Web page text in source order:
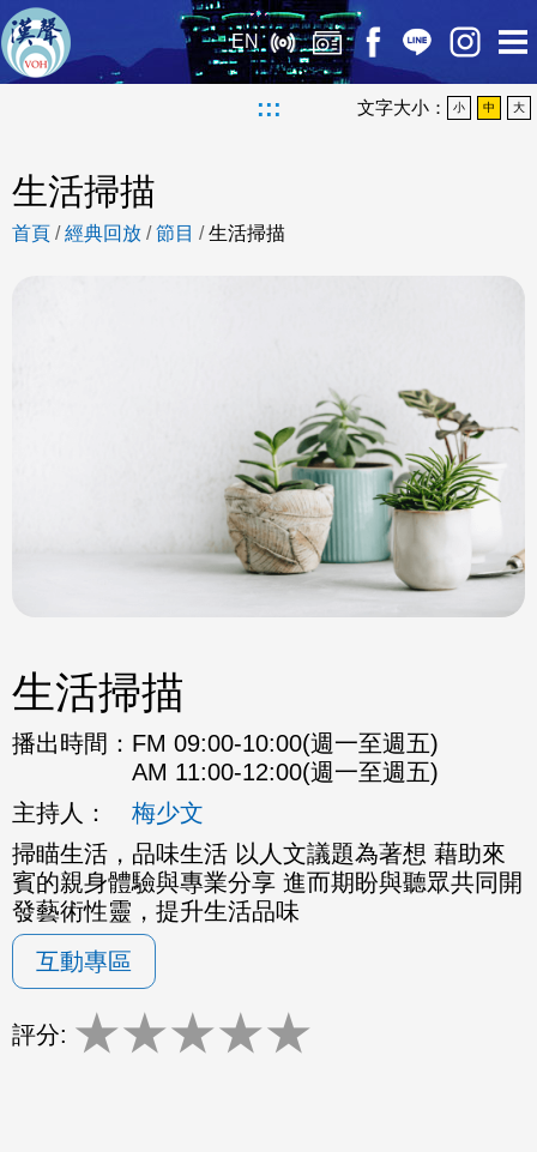
EN
::: 文字大小： 小 中 大
生活掃描
首頁 /經典回放 /節目 /生活掃描
生活掃描
播出時間： FM 09:00-10:00(週一至週五)
AM 11:00-12:00(週一至週五)
主持人：
梅少文
掃瞄生活，品味生活 以人文議題為著想 藉助來
賓的親身體驗與專業分享 進而期盼與聽眾共同開
發藝術性靈，提升生活品味
互動專區
評分: ★★★★★